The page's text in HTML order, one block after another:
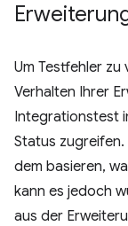
Um Testfehler zu
Verhalten Ihrer
Integrationstest
Status
dem basieren,
kann es jedoch
aus der